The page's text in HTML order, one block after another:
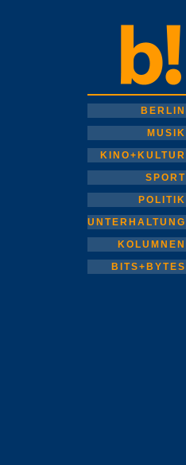
BERLIN
MUSIK
KINO+KULTUR
SPORT
POLITIK
UNTERHALTUNG
KOLUMNEN
BITS+BYTES